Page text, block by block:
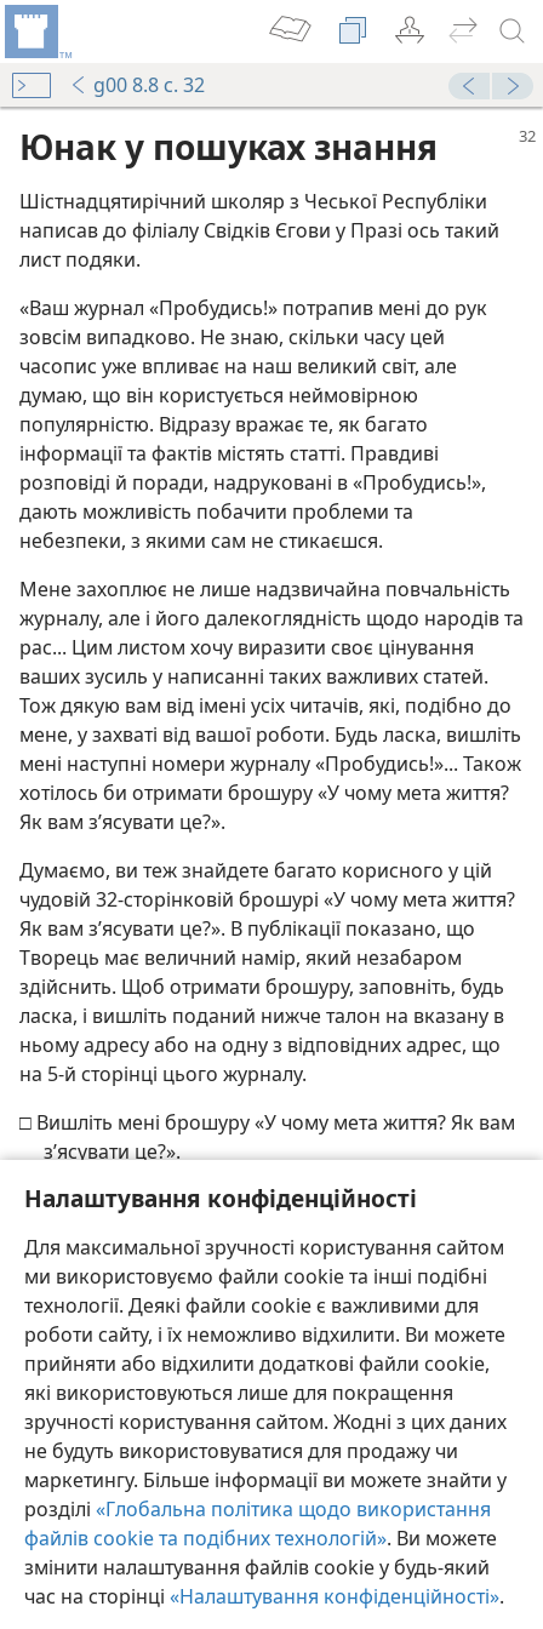
Налаштування конфіденційності
Для максимальної зручності користування сайтом
ми використовуємо файли cookie та інші подібні
технології. Деякі файли cookie є важливими для
роботи сайту, і їх неможливо відхилити. Ви можете
прийняти або відхилити додаткові файли cookie,
які використовуються лише для покращення
зручності користування сайтом. Жодні з цих даних
не будуть використовуватися для продажу чи
маркетингу. Більше інформації ви можете знайти у
розділі «Глобальна політика щодо використання
файлів cookie та подібних технологій». Ви можете
змінити налаштування файлів cookie у будь-який
час на сторінці «Налаштування конфіденційності».
g00 8.8 с. 32
Юнак у пошуках знання
Шістнадцятирічний школяр з Чеської Республіки
написав до філіалу Свідків Єгови у Празі ось такий
лист подяки.
«Ваш журнал «Пробудись!» потрапив мені до рук
зовсім випадково. Не знаю, скільки часу цей
часопис уже впливає на наш великий світ, але
думаю, що він користується неймовірною
популярністю. Відразу вражає те, як багато
інформації та фактів містять статті. Правдиві
розповіді й поради, надруковані в «Пробудись!»,
дають можливість побачити проблеми та
небезпеки, з якими сам не стикаєшся.
Мене захоплює не лише надзвичайна повчальність
журналу, але і його далекоглядність щодо народів та
рас... Цим листом хочу виразити своє цінування
ваших зусиль у написанні таких важливих статей.
Тож дякую вам від імені усіх читачів, які, подібно до
мене, у захваті від вашої роботи. Будь ласка, вишліть
мені наступні номери журналу «Пробудись!»... Також
хотілось би отримати брошуру «У чому мета життя?
Як вам з’ясувати це?».
Думаємо, ви теж знайдете багато корисного у цій
чудовій 32-сторінковій брошурі «У чому мета життя?
Як вам з’ясувати це?». В публікації показано, що
Творець має величний намір, який незабаром
здійснить. Щоб отримати брошуру, заповніть, будь
ласка, і вишліть поданий нижче талон на вказану в
ньому адресу або на одну з відповідних адрес, що
на 5-й сторінці цього журналу.
□ Вишліть мені брошуру «У чому мета життя? Як вам
з’ясувати це?».
□ Прошу зв’язатися зі мною для проведення
безплатного домашнього вивчення Біблії.
Українська Поділитись Налаштування
Copyright © 2026 Watch Tower Bible and Tract Society of Pennsylvania
Умови використання
Політика конфіденційності
Параметри конфіденційності
JW.ORG Увійти